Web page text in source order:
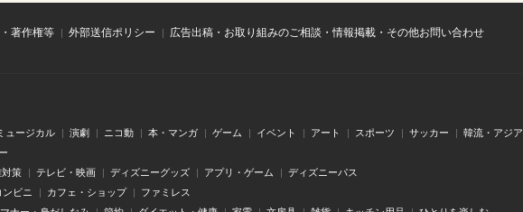
著作権等 外部送信ポリシー
広告出稿・お取り組みのご相談・情報掲載・その他お問い合わせ
ュージカル 演劇 ニコ動 本・マンガ ゲーム イベント アート スポーツ サッカー 韓流・アジア
対策 テレビ・映画 ディズニーグッズ アプリ・ゲーム ディズニーパス
ンビニ カフェ・ショップ ファミレス